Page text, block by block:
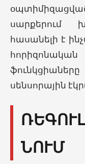
սարքերում
հասանելի է
սենսորային
ՆՈՒՄ